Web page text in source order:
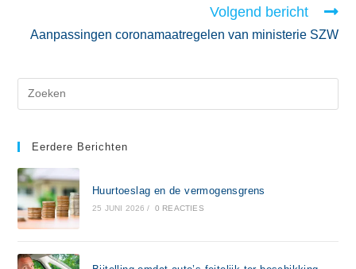
Volgend bericht
Aanpassingen coronamaatregelen van ministerie SZW
Eerdere Berichten
Huurtoeslag en de vermogensgrens
25 JUNI 2026 / 0 REACTIES